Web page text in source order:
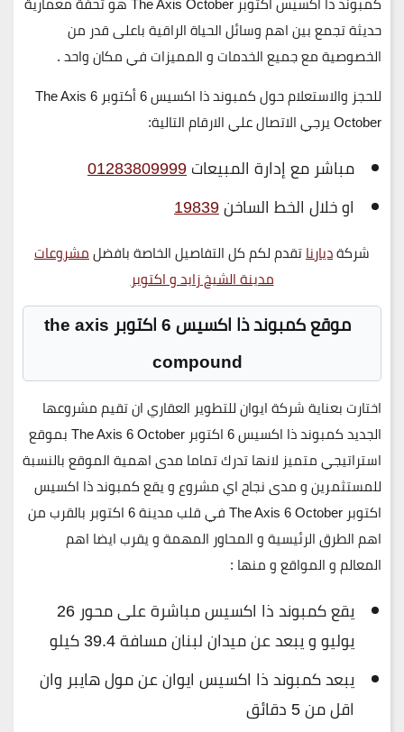
حديثة تجمع بين اهم وسائل الحياة الراقية باعلى قدر من
الخصوصية مع جميع الخدمات و المميزات في مكان واحد .
للحجز والاستعلام حول كمبوند ذا اكسيس 6 أكتوبر The Axis 6
October يرجي الاتصال علي الارقام التالية
:
مباشر مع إدارة المبيعات01283809999
او خلال الخط الساخن19839
شركةديارناتقدم لكم كل التفاصيل الخاصة بافضلمشروعات
مدينة الشيخ زايد و اكتوبر
موقع كمبوند ذا اكسيس 6 اكتوبر the axis
compound
اختارت بعناية شركة ايوان للتطوير العقاري ان تقيم مشروعها
الجديد كمبوند ذا اكسيس 6 اكتوبر The Axis 6 October بموقع
استراتيجي متميز لانها تدرك تماما مدى اهمية الموقع بالنسبة
للمستثمرين و مدى نجاح اي مشروع و يقع كمبوند ذا اكسيس
اكتوبر The Axis 6 October في قلب مدينة 6 اكتوبر بالقرب من
اهم الطرق الرئيسية و المحاور المهمة و يقرب ايضا اهم
المعالم و المواقع و منها :
يقع كمبوند ذا اكسيس مباشرة على محور 26
يوليو و يبعد عن ميدان لبنان مسافة 39.4 كيلو
يبعد كمبوند ذا اكسيس ايوان عن مول هايبر وان
اقل من 5 دقائق